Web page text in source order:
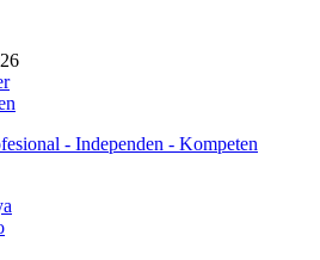
- Independen - Kompeten